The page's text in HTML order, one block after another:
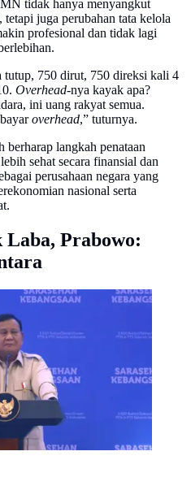
tidak hanya menyangkut
tetapi juga perubahan tata kelola
profesional dan tidak lagi
750 dirut, 750 direksi kali 4
Overhead-nya kayak apa?
ini uang rakyat semua.
overhead,” tuturnya.
berharap langkah penataan
sehat secara finansial dan
perusahaan negara yang
nasional serta
Prabowo:
saat menghadiri acara
Sains, Teknologi, dan
JCC Senayan, Jakarta.